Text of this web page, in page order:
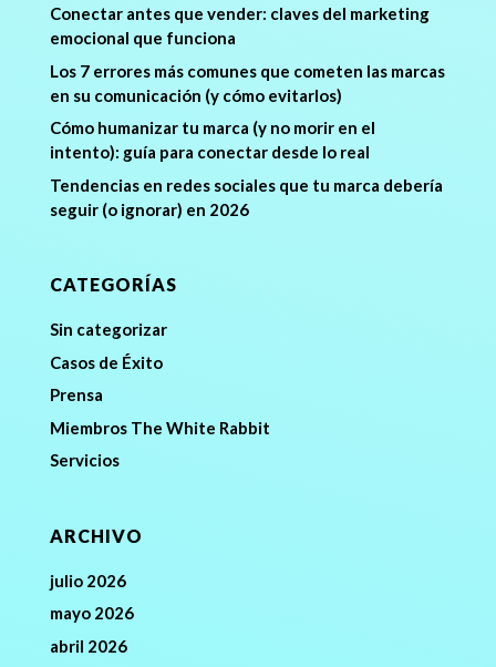
Conectar antes que vender: claves del marketing
emocional que funciona
Los 7 errores más comunes que cometen las marcas
en su comunicación (y cómo evitarlos)
Cómo humanizar tu marca (y no morir en el
intento): guía para conectar desde lo real
Tendencias en redes sociales que tu marca debería
seguir (o ignorar) en 2026
CATEGORÍAS
Sin categorizar
Casos de Éxito
Prensa
Miembros The White Rabbit
Servicios
ARCHIVO
julio 2026
mayo 2026
abril 2026